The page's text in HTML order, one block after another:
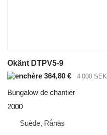
Okänt DTPV5-9
364,80 €
4 000 SEK
Bungalow de chantier
2000
Suède, Rånäs